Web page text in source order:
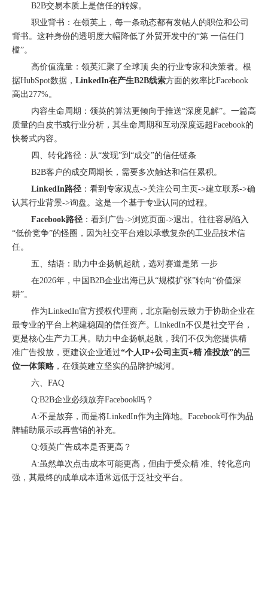
购物季出海增长正当时｜最高 2000 美金微软广告优惠券限时申领
融创云受邀参加海内外侨商沧州行 • 丝路云帆，侨助冀货出海
B2B交易本质上是信任的转嫁。
职业背书：在领英上，每一条动态都有发帖人的职位和公司
背书。这种身份的透明度大幅降低了外贸开发中的“第 一信任门
槛”。
高价值流量：领英汇聚了全球顶 尖的行业专家和决策者。根
据HubSpot数据， LinkedIn在产生B2B线索方面的效率比Facebook
高出277%。
内容生命周期：领英的算法更倾向于推送“深度见解”。一篇高
质量的白皮书或行业分析，其生命周期和互动深度远超Facebook的
快餐式内容。
四、转化路径：从“发现”到“成交”的信任链条
B2B客户的成交周期长，需要多次触达和信任累积。
LinkedIn路径 ：看到专家观点->关注公司主页->建立联系->确
认其行业背景->询盘。这是一个基于专业认同的过程。
Facebook路径 ：看到广告->浏览页面->退出。往往容易陷入
“低价竞争”的怪圈，因为社交平台难以承载复杂的工业品技术信
任。
五、结语：助力中企扬帆起航，选对赛道是第 一步
在2026年，中国B2B企业出海已从“规模扩张”转向“价值深
耕”。
作为LinkedIn官方授权代理商，北京融创云致力于协助企业在
最专业的平台上构建稳固的信任资产。LinkedIn不仅是社交平台，
更是核心生产力工具。助力中企扬帆起航，我们不仅为您提供精
准广告投放，更建议企业通过“个人IP+公司主页+精 准投放”的三
位一体策略 ，在领英建立坚实的品牌护城河。
六、FAQ
Q:B2B企业必须放弃Facebook吗？
A:不是放弃，而是将LinkedIn作为主阵地。Facebook可作为品
牌辅助展示或再营销的补充。
Q:领英广告成本是否更高？
A:虽然单次点击成本可能更高，但由于受众精 准、转化意向
强，其最终的成单成本通常远低于泛社交平台。